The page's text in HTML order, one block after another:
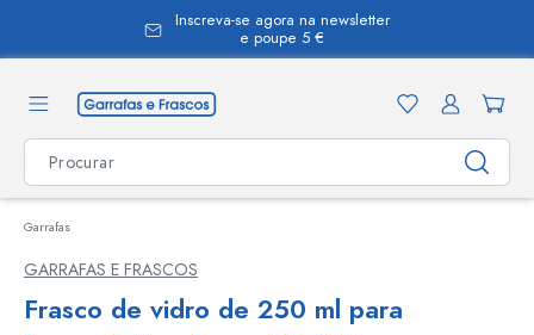
Inscreva-se agora na newsletter
e poupe 5 €
Garrafas
GARRAFAS E FRASCOS
Frasco de vidro de 250 ml para